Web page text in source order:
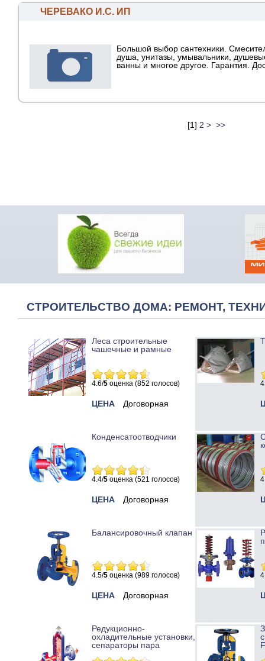
ЧЕРЕВАКО И.С. ИП
Большой выбор сантехники.
душа, унитазы, умывальники,
ванны и многое другое. Гарантия.
[1] 2 > >>
СТРОИТЕЛЬСТВО ДОМА: РЕМОНТ,
Леса строительные
чашечные и рамные
4.6/5 оценка (852 голосов)
ЦЕНА Договорная
Конденсатоотводчики
4.4/5 оценка (521 голосов)
ЦЕНА Договорная
Балансировочный клапан
4.5/5 оценка (989 голосов)
ЦЕНА Договорная
Редукционно-
охладительные установки,
сепараторы пара